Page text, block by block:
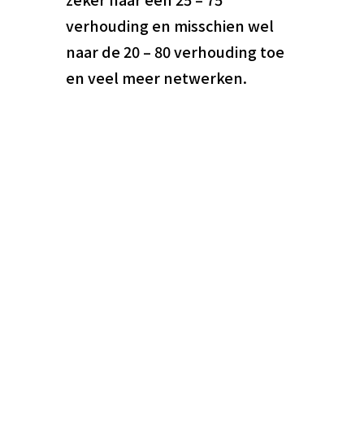
verhouding en misschien wel
naar de 20 – 80 verhouding toe
en veel meer netwerken.